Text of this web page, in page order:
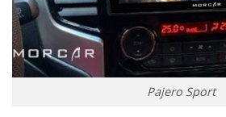
Pajero Sport